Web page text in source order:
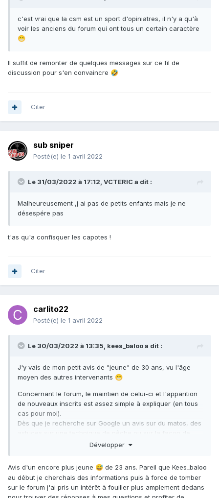
c'est vrai que la csm est un sport d'opiniatres, il n'y a qu'à
voir les anciens du forum qui ont tous un certain caractère
😁
Il suffit de remonter de quelques messages sur ce fil de
discussion pour s'en convaincre 🤣
Citer
sub sniper
Posté(e) le 1 avril 2022
Le 31/03/2022 à 17:12, VCTERICa dit :
Malheureusement ,j ai pas de petits enfants mais je ne
désespére pas
t'as qu'a confisquer les capotes !
Citer
carlito22
Posté(e) le 1 avril 2022
Le 30/03/2022 à 13:35, kees_balooa dit :
J'y vais de mon petit avis de "jeune" de 30 ans, vu l'âge
moyen des autres intervenants 😁
Concernant le forum, le maintien de celui-ci et l'apparition
de nouveaux inscrits est assez simple à expliquer (en tous
cas pour moi).
Dès que je recherche sur Google un avis sur du matos, des
s'équiper, un lien ramenant au fofo fait immanquablement
A force de revenir sur le fofo régulièrement pendant plus
d'une année et de ne pas pouvoir apporter ma petite
expérience ou poser d'autres questions sur un sujet en
particulier... ben je me suis inscrit.
Développer
Avis d'un encore plus jeune 😅 de 23 ans. Pareil que Kees_baloo
au début je cherchais des informations puis à force de tomber
sur le forum j'ai pris un intérêt à fouiller plus amplement dedans